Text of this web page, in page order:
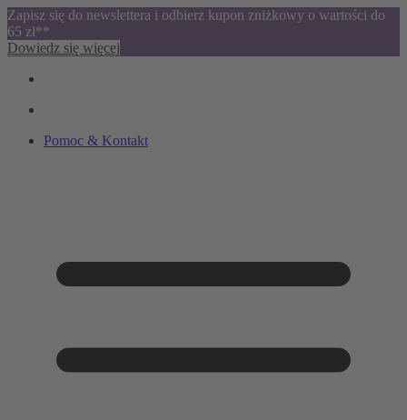
Zapisz się do newslettera i odbierz kupon zniżkowy o wartości do
65 zł**
Dowiedz się więcej
Pomoc & Kontakt